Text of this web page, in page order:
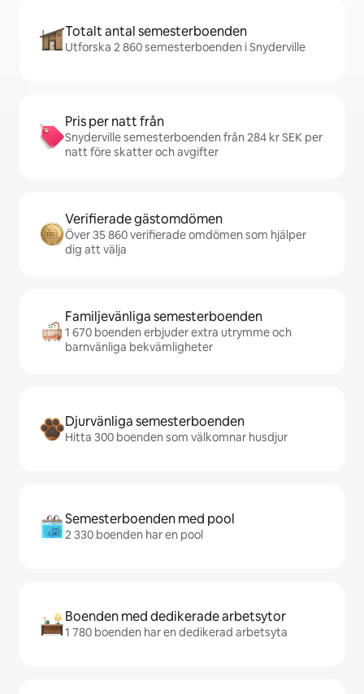
Totalt antal semesterboenden
Utforska 2 860 semesterboenden i Snyderville
Pris per natt från
Snyderville semesterboenden från 284 kr SEK per
natt före skatter och avgifter
Verifierade gästomdömen
Över 35 860 verifierade omdömen som hjälper
dig att välja
Familjevänliga semesterboenden
1 670 boenden erbjuder extra utrymme och
barnvänliga bekvämligheter
Djurvänliga semesterboenden
Hitta 300 boenden som välkomnar husdjur
Semesterboenden med pool
2 330 boenden har en pool
Boenden med dedikerade arbetsytor
1 780 boenden har en dedikerad arbetsyta